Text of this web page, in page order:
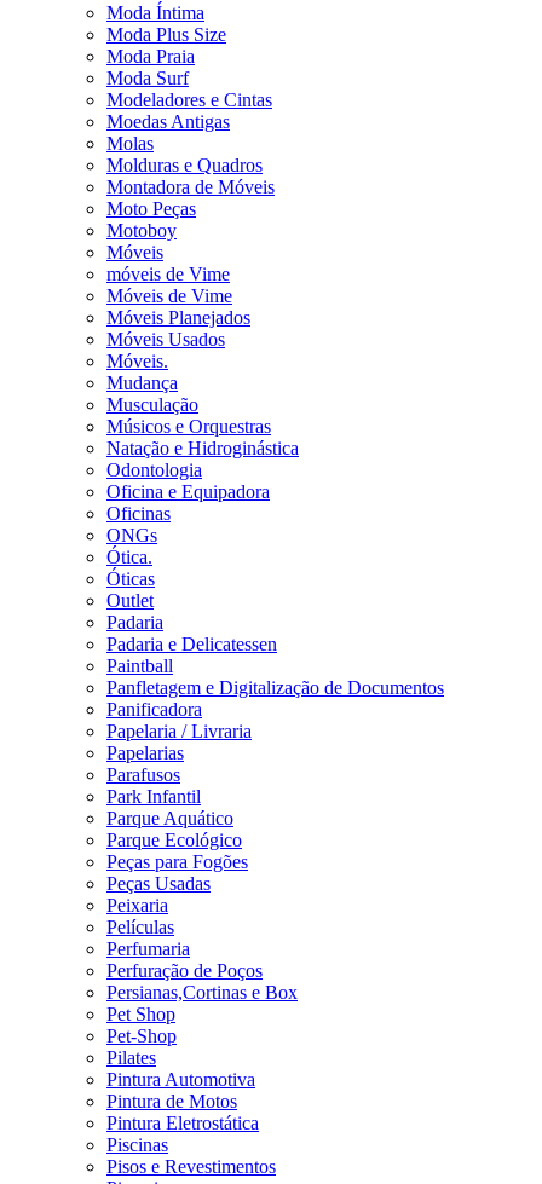
Moda Íntima
Moda Plus Size
Moda Praia
Moda Surf
Modeladores e Cintas
Moedas Antigas
Molas
Molduras e Quadros
Montadora de Móveis
Moto Peças
Motoboy
Móveis
móveis de Vime
Móveis de Vime
Móveis Planejados
Móveis Usados
Móveis.
Mudança
Musculação
Músicos e Orquestras
Natação e Hidroginástica
Odontologia
Oficina e Equipadora
Oficinas
ONGs
Ótica.
Óticas
Outlet
Padaria
Padaria e Delicatessen
Paintball
Panfletagem e Digitalização de Documentos
Panificadora
Papelaria / Livraria
Papelarias
Parafusos
Park Infantil
Parque Aquático
Parque Ecológico
Peças para Fogões
Peças Usadas
Peixaria
Películas
Perfumaria
Perfuração de Poços
Persianas,Cortinas e Box
Pet Shop
Pet-Shop
Pilates
Pintura Automotiva
Pintura de Motos
Pintura Eletrostática
Piscinas
Pisos e Revestimentos